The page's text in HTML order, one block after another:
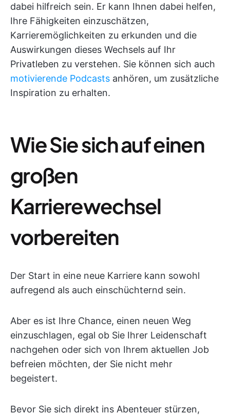
dabei hilfreich sein. Er kann Ihnen dabei helfen,
Ihre Fähigkeiten einzuschätzen,
Karrieremöglichkeiten zu erkunden und die
Auswirkungen dieses Wechsels auf Ihr
Privatleben zu verstehen. Sie können sich auch
motivierende Podcasts anhören, um zusätzliche
Inspiration zu erhalten.
Wie Sie sich auf einen
großen
Karrierewechsel
vorbereiten
Der Start in eine neue Karriere kann sowohl
aufregend als auch einschüchternd sein.
Aber es ist Ihre Chance, einen neuen Weg
einzuschlagen, egal ob Sie Ihrer Leidenschaft
nachgehen oder sich von Ihrem aktuellen Job
befreien möchten, der Sie nicht mehr
begeistert.
Bevor Sie sich direkt ins Abenteuer stürzen,